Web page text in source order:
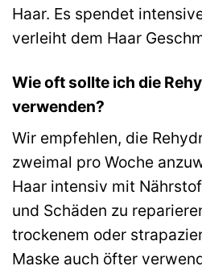
Haar. Es spendet
verleiht dem Haar
Wie oft sollte ich die
verwenden?
Wir empfehlen, die
zweimal pro Woche
Haar intensiv mit
und Schäden zu
trockenem oder
Maske auch öfter